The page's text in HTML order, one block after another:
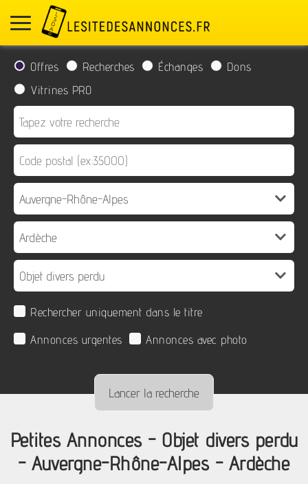
Offres Recherches Échanges
Dons
Vitrines PRO
Rechercher uniquement dans le titre
Annonces urgentes
Annonces avec photo
Petites Annonces - Objet divers perdu
- Auvergne-Rhône-Alpes - Ardèche